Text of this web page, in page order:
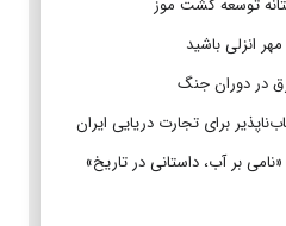
انزلی باشید
در دوران جنگ
برای تجارت دریایی ایران
بر آب، داستانی در تاریخ»